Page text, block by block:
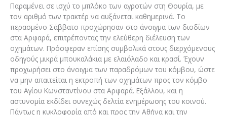
Παραμένει σε ισχύ το μπλόκο των αγροτών στη Θουρία, με
τον αριθμό των τρακτέρ να αυξάνεται καθημερινά. Το
περασμένο Σάββατο προχώρησαν στο άνοιγμα των διοδίων
στα Αρφαρά, επιτρέποντας την ελεύθερη διέλευση των
οχημάτων. Πρόσφεραν επίσης συμβολικά στους διερχόμενους
οδηγούς μικρά μπουκαλάκια με ελαιόλαδο και κρασί. Έχουν
προχωρήσει στο άνοιγμα των παραδρόμων του κόμβου, ώστε
να μην απαιτείται η εκτροπή των οχημάτων προς τον κόμβο
του Αγίου Κωνσταντίνου στα Αρφαρά. Εξάλλου, και η
αστυνομία εκδίδει συνεχώς δελτία ενημέρωσης του κοινού.
Πάντως η κυκλοφορία από και προς την Αθήνα και την